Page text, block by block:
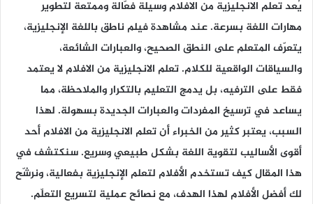
يُعد تعلم الانجليزية من الافلام وسيلة فعّالة وممتعة لتطوير
مهارات اللغة بسرعة. عند مشاهدة فيلم ناطق باللغة الإنجليزية،
يتعرّف المتعلم على النطق الصحيح، والعبارات الشائعة،
والسياقات الواقعية للكلام. تعلم الانجليزية من الافلام لا يعتمد
فقط على الترفيه، بل يدمج التعليم بالتكرار والملاحظة، مما
يساعد في ترسيخ المفردات والعبارات الجديدة بسهولة. لهذا
السبب، يعتبر كثير من الخبراء أن تعلم الانجليزية من الافلام أحد
أقوى الأساليب لتقوية اللغة بشكل طبيعي وسريع. سنكتشف في
هذا المقال كيف تستخدم الأفلام لتعلم الإنجليزية بفعالية، ونرشّح
لك أفضل الأفلام لهذا الهدف، مع نصائح عملية لتسريع التعلّم.